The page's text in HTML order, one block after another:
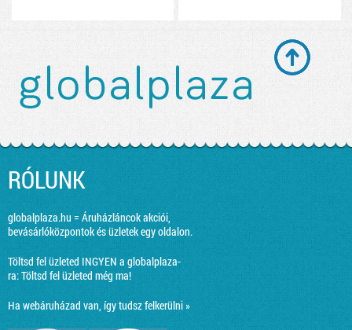
RÓLUNK
globalplaza.hu = Áruházláncok akciói,
bevásárlóközpontok és üzletek egy oldalon.
Töltsd fel üzleted INGYEN a globalplaza-
ra:Töltsd fel üzleted még ma!
Ha webáruházad van, így tudsz felkerülni »